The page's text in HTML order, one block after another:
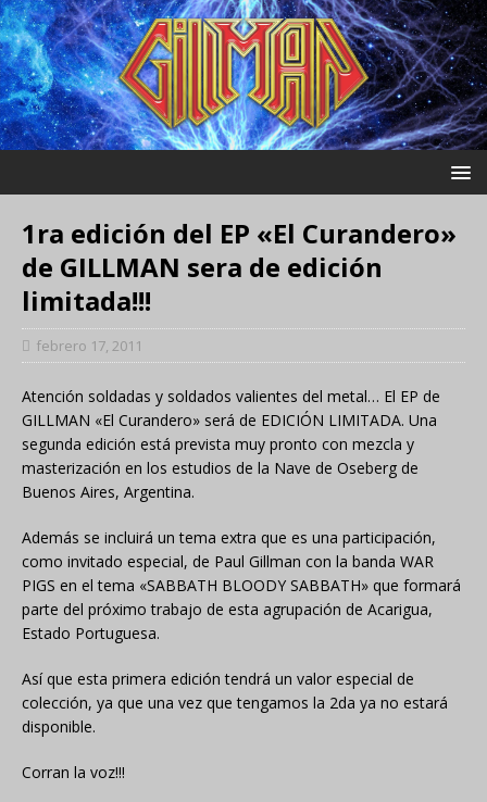
1ra edición del EP «El Curandero»
de GILLMAN sera de edición
limitada!!!
febrero 17, 2011
Atención soldadas y soldados valientes del metal… El EP de
GILLMAN «El Curandero» será de EDICIÓN LIMITADA. Una
segunda edición está prevista muy pronto con mezcla y
masterización en los estudios de la Nave de Oseberg de
Buenos Aires, Argentina.
Además se incluirá un tema extra que es una participación,
como invitado especial, de Paul Gillman con la banda WAR
PIGS en el tema «SABBATH BLOODY SABBATH» que formará
parte del próximo trabajo de esta agrupación de Acarigua,
Estado Portuguesa.
Así que esta primera edición tendrá un valor especial de
colección, ya que una vez que tengamos la 2da ya no estará
disponible.
Corran la voz!!!